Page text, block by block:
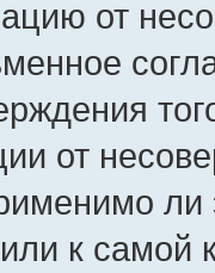
от
от
ли
к самой